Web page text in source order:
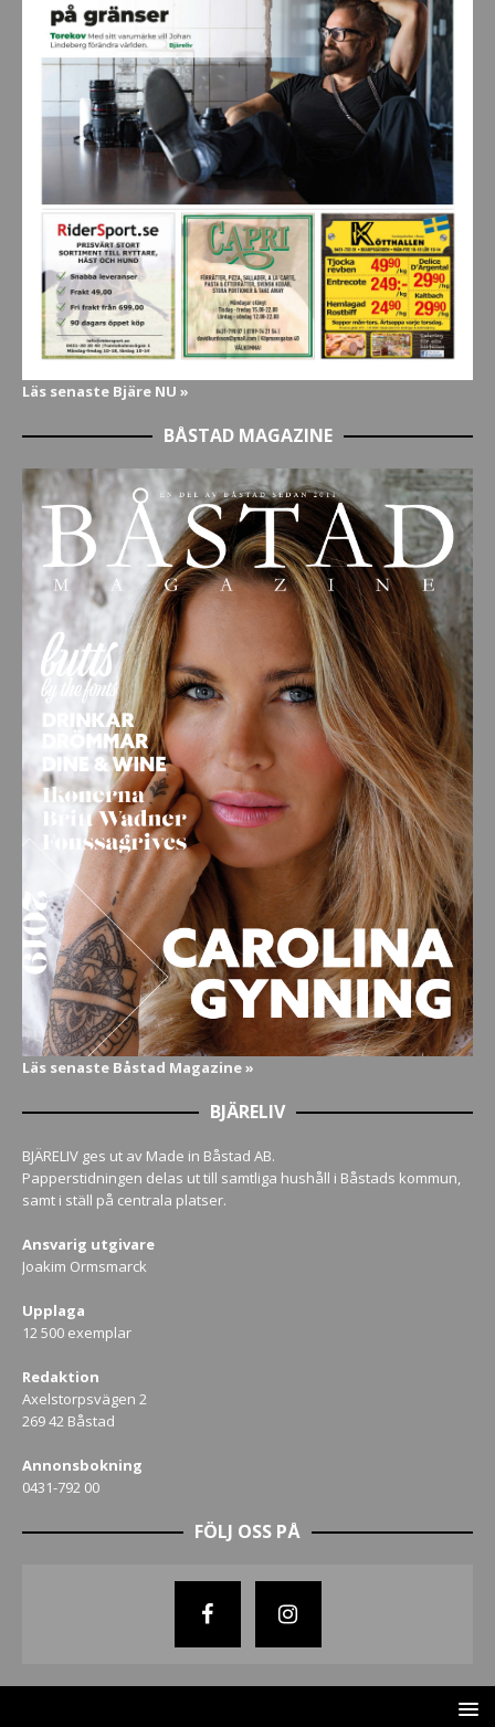
Läs senaste Bjäre NU »
BÅSTAD MAGAZINE
Läs senaste Båstad Magazine »
BJÄRELIV
BJÄRELIV ges ut av Made in Båstad AB.
Papperstidningen delas ut till samtliga hushåll i Båstads kommun,
samt i ställ på centrala platser.
Ansvarig utgivare
Joakim Ormsmarck
Upplaga
12 500 exemplar
Redaktion
Axelstorpsvägen 2
269 42 Båstad
Annonsbokning
0431-792 00
FÖLJ OSS PÅ